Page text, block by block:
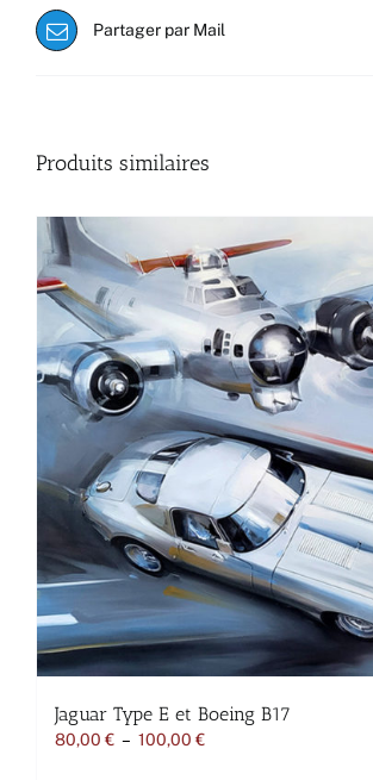
Partager par Mail
Produits similaires
Jaguar Type E et Boeing B17
80,00 € – 100,00 €Plage